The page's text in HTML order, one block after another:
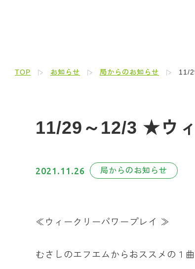
TOP お知らせ 局からのお知らせ 11/
11/29～12/3 ★ウ
2021.11.26 局からのお知らせ
≪ウィークリーパワープレイ ≫
むさしのエフエムからおススメの１